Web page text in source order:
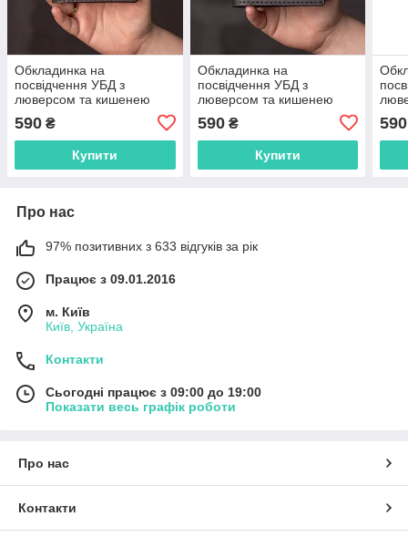
Обкладинка на
посвідчення УБД з
люверсом та кишенею
590 ₴
Купити
Обкладинка на
посвідчення УБД з
люверсом та кишенею
590₴
Купити
590
Про нас
97% позитивних з 633 відгуків за рік
Працює з 09.01.2016
м. Київ
Київ, Україна
Контакти
Сьогодні працює з 09:00 до 19:00
Показати весь графік роботи
Про нас
Контакти